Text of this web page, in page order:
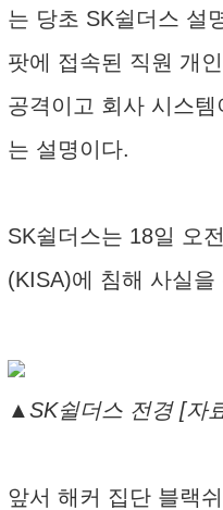
는 당초 SK쉴더스 설
팟에 접속된 직원 개
공격이고 회사 시스
는 설명이다.
SK쉴더스는 18일 오
(KISA)에 침해 사실을
▲SK쉴더스 전경 [자
앞서 해커 집단 블랙